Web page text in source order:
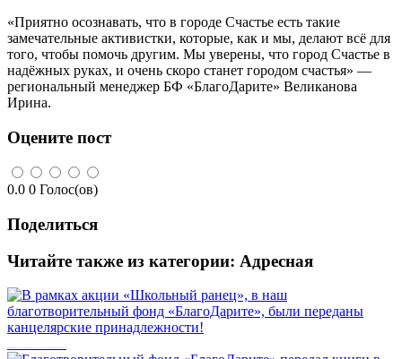
«Приятно осознавать, что в городе Счастье есть такие
замечательные активистки, которые, как и мы, делают всё для
того, чтобы помочь другим. Мы уверены, что город Счастье в
надёжных руках, и очень скоро станет городом счастья» —
региональный менеджер БФ «БлагоДарите» Великанова
Ирина.
Оцените пост
0.0 0 Голос(ов)
Поделиться
Читайте также из категории: Адресная